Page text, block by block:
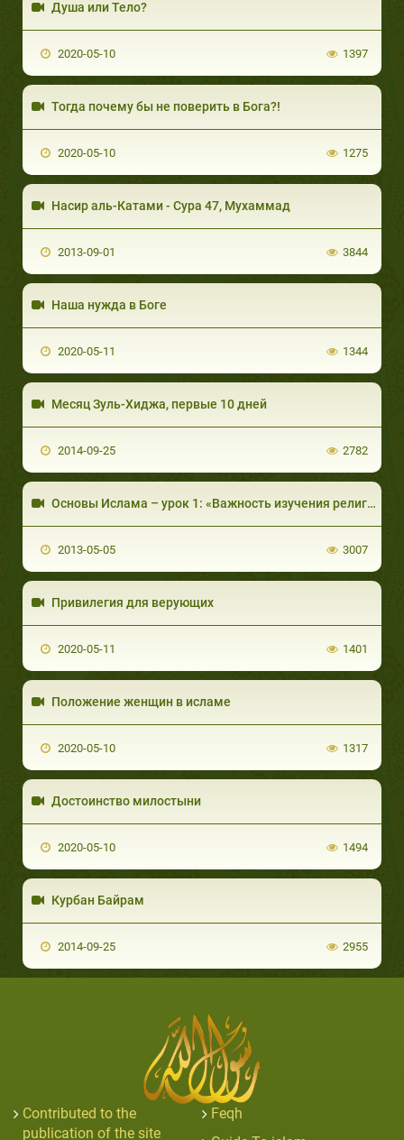
Душа или Тело?
2020-05-10 1397
Тогда почему бы не поверить в Бога?!
2020-05-10 1275
Насир аль-Катами - Сура 47, Мухаммад
2013-09-01 3844
Наша нужда в Боге
2020-05-11 1344
Месяц Зуль-Хиджа, первые 10 дней
2014-09-25 2782
Основы Ислама – урок 1: «Важность изучения религии»
2013-05-05 3007
Привилегия для верующих
2020-05-11 1401
Положение женщин в исламе
2020-05-10 1317
Достоинство милостыни
2020-05-10 1494
Курбан Байрам
2014-09-25 2955
Contributed to the
publication of the site
Feqh